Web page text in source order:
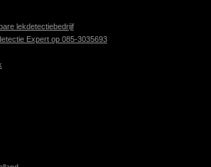
lekdetectiebedrijf
Expert op 085-3035693